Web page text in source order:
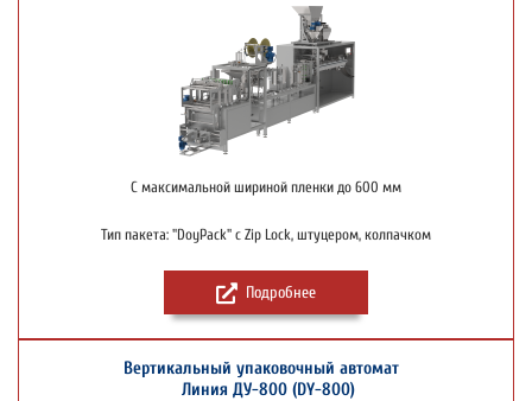
С максимальной шириной пленки до 600 мм
Тип пакета: "DoyPack" c Zip Lock, штуцером, колпачком
Подробнее
Вертикальный упаковочный автомат
Линия ДУ-800 (DY-800)